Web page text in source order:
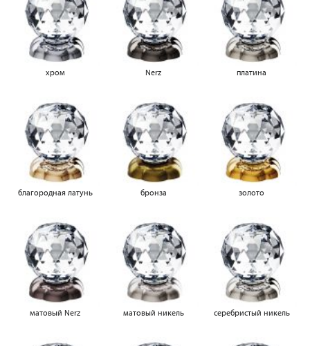
хром Nerz платина
благородная латунь бронза золото
матовый Nerz матовый никель серебристый никель